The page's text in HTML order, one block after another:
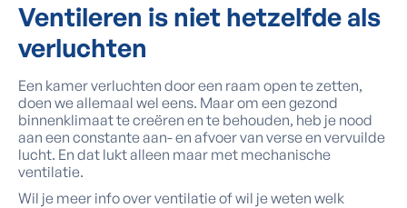
Ventileren is niet hetzelfde als
verluchten
Een kamer verluchten door een raam open te zetten,
doen we allemaal wel eens. Maar om een gezond
binnenklimaat te creëren en te behouden, heb je nood
aan een constante aan- en afvoer van verse en vervuilde
lucht. En dat lukt alleen maar met mechanische
ventilatie.
Wil je meer info over ventilatie of wil je weten welk